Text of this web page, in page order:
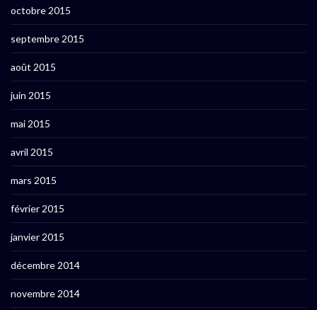
octobre 2015
septembre 2015
août 2015
juin 2015
mai 2015
avril 2015
mars 2015
février 2015
janvier 2015
décembre 2014
novembre 2014